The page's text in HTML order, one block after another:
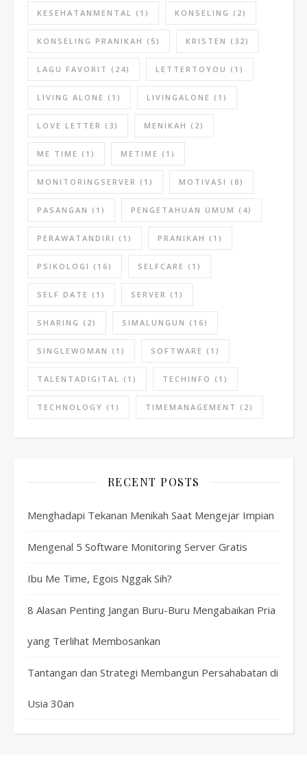
KESEHATANMENTAL (1) KONSELING (2)
KONSELING PRANIKAH (5) KRISTEN (32)
LAGU FAVORIT (24) LETTERTOYOU (1)
LIVING ALONE (1) LIVINGALONE (1)
LOVE LETTER (3) MENIKAH (2)
ME TIME (1) METIME (1)
MONITORINGSERVER (1) MOTIVASI (8)
PASANGAN (1) PENGETAHUAN UMUM (4)
PERAWATANDIRI (1) PRANIKAH (1)
PSIKOLOGI (16) SELFCARE (1)
SELF DATE (1) SERVER (1)
SHARING (2) SIMALUNGUN (16)
SINGLEWOMAN (1) SOFTWARE (1)
TALENTADIGITAL (1) TECHINFO (1)
TECHNOLOGY (1) TIMEMANAGEMENT (2)
RECENT POSTS
Menghadapi Tekanan Menikah Saat Mengejar Impian
Mengenal 5 Software Monitoring Server Gratis
Ibu Me Time, Egois Nggak Sih?
8 Alasan Penting Jangan Buru-Buru Mengabaikan Pria
yang Terlihat Membosankan
Tantangan dan Strategi Membangun Persahabatan di
Usia 30an